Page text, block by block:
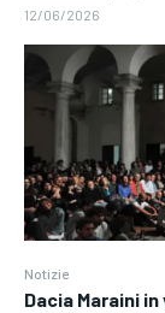
12/06/2026
Notizie
Dacia Maraini